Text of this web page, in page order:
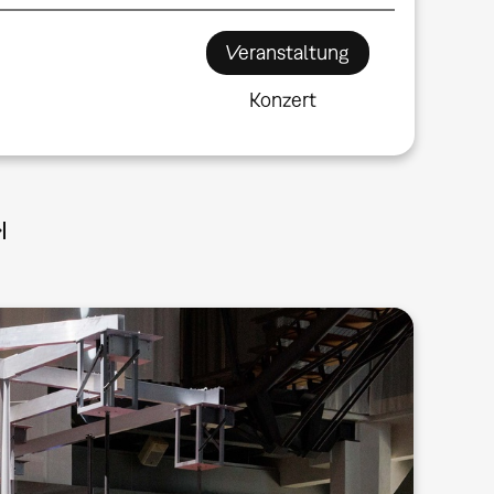
Veranstaltung
Konzert